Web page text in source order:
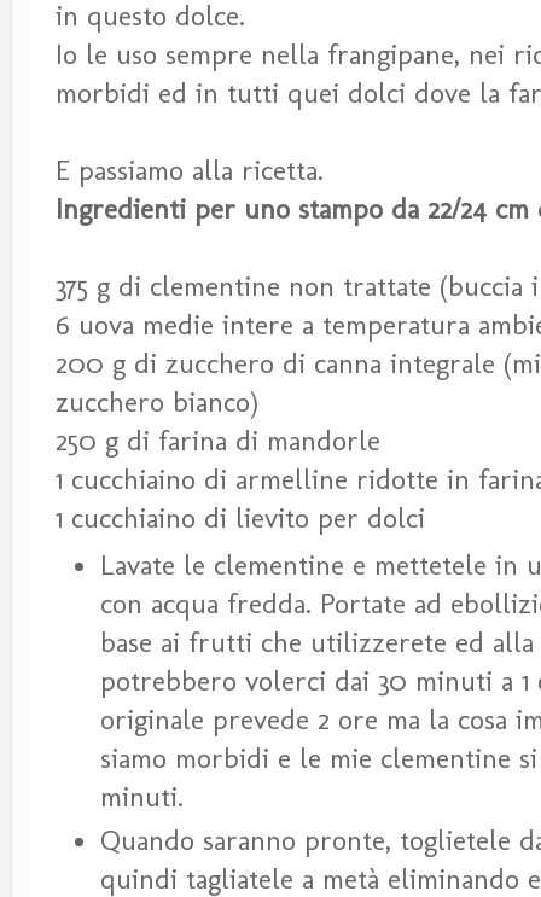
in questo dolce.
Io le uso sempre nella frangipane, nei
morbidi ed in tutti quei dolci dove la
E passiamo alla ricetta.
Ingredienti per uno stampo da 22/24
375 g di clementine non trattate (buccia
6 uova medie intere a temperatura
200 g di zucchero di canna integrale
zucchero bianco)
250 g di farina di mandorle
1 cucchiaino di armelline ridotte in
1 cucchiaino di lievito per dolci
Lavate le clementine e mettetele in
con acqua fredda. Portate ad
base ai frutti che utilizzerete ed
potrebbero volerci dai 30 minuti a 1
originale prevede 2 ore ma la cosa
siamo morbidi e le mie clementine
minuti.
Quando saranno pronte, toglietele
quindi tagliatele a metà eliminando